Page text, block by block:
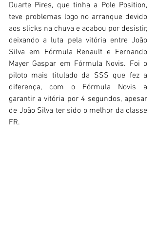
Duarte Pires, que tinha a Pole Position,
teve problemas logo no arranque devido
aos slicks na chuva e acabou por desistir,
deixando a luta pela vitória entre João
Silva em Fórmula Renault e Fernando
Mayer Gaspar em Fórmula Novis. Foi o
piloto mais titulado da SSS que fez a
diferença, com o Fórmula Novis a
garantir a vitória por 4 segundos, apesar
de João Silva ter sido o melhor da classe
FR.